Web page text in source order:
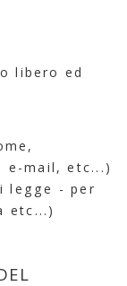
libero ed
e-mail, etc...)
legge - per
etc...)